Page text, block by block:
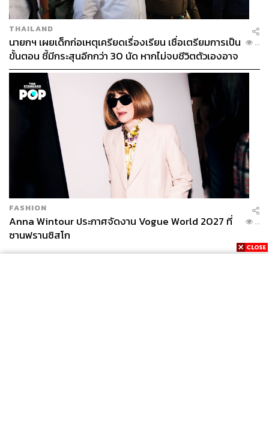
THAILAND
นายกฯ เผยเด็กก่อเหตุเครียดเรื่องเรียน เชื่อเตรียมการเป็น
ขั้นตอน ชี้มีกระสุนอีกกว่า 30 นัด หากไม่จบชีวิตตัวเองอาจ
สูญเสียเพิ่ม
...
FASHION
Anna Wintour ประกาศจัดงาน Vogue World 2027 ที่
ซานฟรานซิสโก
...